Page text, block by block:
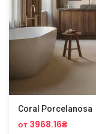
Coral Porcelanosa
от 3968.16₴